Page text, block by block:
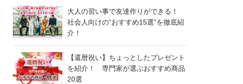
大人の習い事で友達作りができる！
社会人向けの“おすすめ15選”を徹底紹
介！
【還暦祝い】ちょっとしたプレゼント
を紹介！ 専門家が選ぶおすすめ商品
20選